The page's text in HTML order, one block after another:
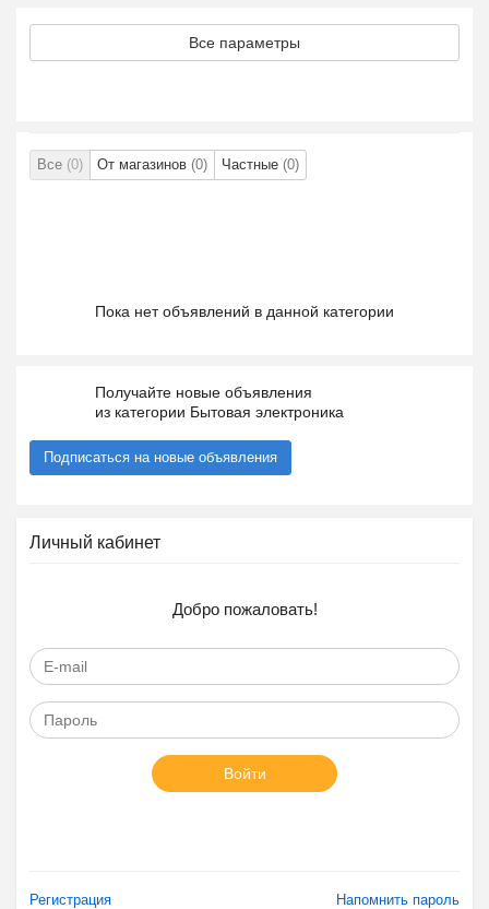
Все параметры
Все (0) От магазинов (0) Частные (0)
Пока нет объявлений в данной категории
Получайте новые объявления
из категории Бытовая электроника
Подписаться на новые объявления
Личный кабинет
Добро пожаловать!
Войти
Регистрация Напомнить пароль